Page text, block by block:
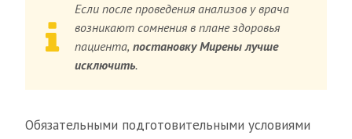
Если после проведения анализов у врача
возникают сомнения в плане здоровья
пациента, постановку Мирены лучше
исключить.
Обязательными подготовительными условиями